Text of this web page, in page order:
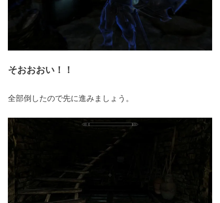
そおおおい！！
全部倒したので先に進みましょう。